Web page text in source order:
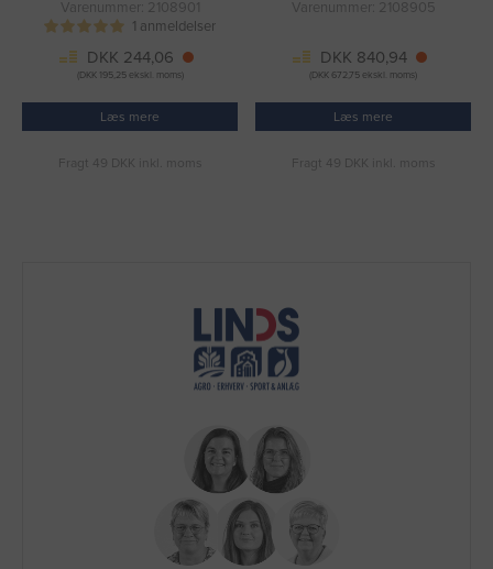
Varenummer: 2108901
1 anmeldelser
DKK 244,06
(DKK 195,25 ekskl. moms)
Læs mere
Fragt 49 DKK inkl. moms
Varenummer: 2108905
DKK 840,94
(DKK 672,75 ekskl. moms)
Læs mere
Fragt 49 DKK inkl. moms